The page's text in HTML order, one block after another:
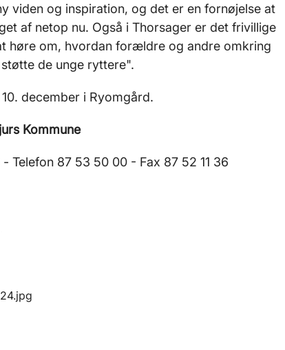
viden og inspiration, og det er en fornøjelse at
af netop nu. Også i Thorsager er det frivillige
høre om, hvordan forældre og andre omkring
de unge ryttere".
december i Ryomgård.
Kommune
Telefon 87 53 50 00 - Fax 87 52 11 36